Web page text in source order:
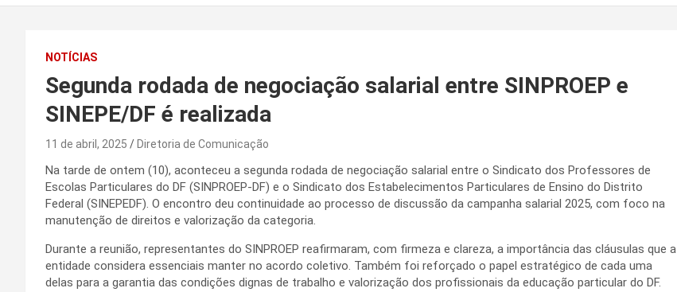
NOTÍCIAS
Segunda rodada de negociação salarial entre SINPROEP e
SINEPE/DF é realizada
11 de abril, 2025 Diretoria de Comunicação
Na tarde de ontem (10), aconteceu a segunda rodada de negociação salarial entre o Sindicato dos Professores de
Escolas Particulares do DF (SINPROEP-DF) e o Sindicato dos Estabelecimentos Particulares de Ensino do Distrito
Federal (SINEPEDF). O encontro deu continuidade ao processo de discussão da campanha salarial 2025, com foco na
manutenção de direitos e valorização da categoria.
Durante a reunião, representantes do SINPROEP reafirmaram, com firmeza e clareza, a importância das cláusulas que a
entidade considera essenciais manter no acordo coletivo. Também foi reforçado o papel estratégico de cada uma
delas para a garantia das condições dignas de trabalho e valorização dos profissionais da educação particular do DF.